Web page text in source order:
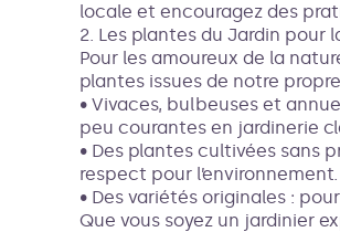
locale et encouragez des
2. Les plantes du Jardin pour
Pour les amoureux de la
plantes issues de notre
• Vivaces, bulbeuses et
peu courantes en jardinerie
• Des plantes cultivées sans
respect pour l’environnement.
• Des variétés originales :
Que vous soyez un jardinier